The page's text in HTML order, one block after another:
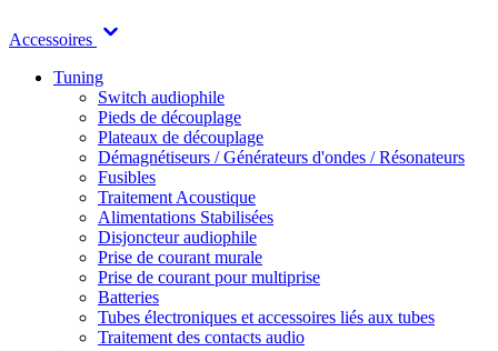
Accessoires
Tuning
Switch audiophile
Pieds de découplage
Plateaux de découplage
Démagnétiseurs / Générateurs d'ondes / Résonateurs
Fusibles
Traitement Acoustique
Alimentations Stabilisées
Disjoncteur audiophile
Prise de courant murale
Prise de courant pour multiprise
Batteries
Tubes électroniques et accessoires liés aux tubes
Traitement des contacts audio